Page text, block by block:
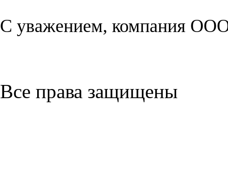
С уважением, компания
Все права защищены